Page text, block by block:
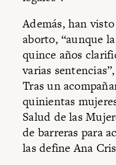
Además, han
aborto, “aunque
quince años
varias
Tras un
quinientas
Salud de las
de barreras para
las define Ana